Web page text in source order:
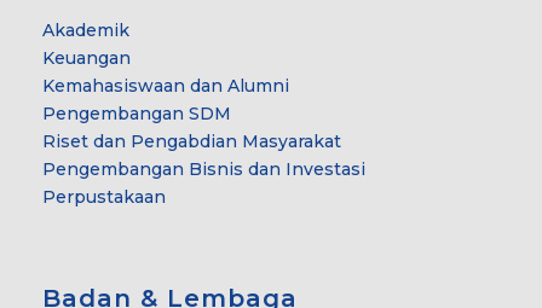
Akademik
Keuangan
Kemahasiswaan dan Alumni
Pengembangan SDM
Riset dan Pengabdian Masyarakat
Pengembangan Bisnis dan Investasi
Perpustakaan
Badan & Lembaga